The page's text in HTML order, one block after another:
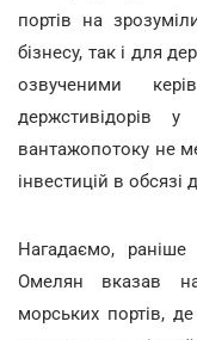
портів на
бізнесу, так і для
озвученими
держстивідорів
вантажопотоку не
інвестицій в
Нагадаємо, раніше
Омелян вказав на
морських портів,